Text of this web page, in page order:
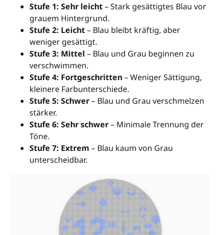
Stufe 1: Sehr leicht– Stark gesättigtes Blau vor
grauem Hintergrund.
Stufe 2: Leicht– Blau bleibt kräftig, aber
weniger gesättigt.
Stufe 3: Mittel – Blau und Grau beginnen zu
verschwimmen.
Stufe 4: Fortgeschritten– Weniger Sättigung,
kleinere Farbunterschiede.
Stufe 5: Schwer– Blau und Grau verschmelzen
stärker.
Stufe 6: Sehr schwer– Minimale Trennung der
Töne.
Stufe 7: Extrem – Blau kaum von Grau
unterscheidbar.